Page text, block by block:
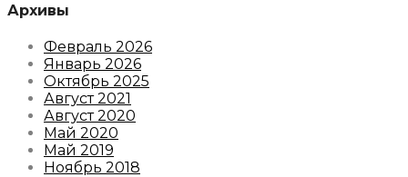
Архивы
Февраль 2026
Январь 2026
Октябрь 2025
Август 2021
Август 2020
Май 2020
Май 2019
Ноябрь 2018